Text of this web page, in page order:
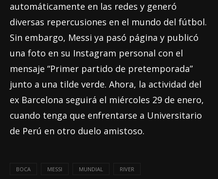
automáticamente en las redes y generó
diversas repercusiones en el mundo del fútbol.
Sin embargo, Messi ya pasó página y publicó
una foto en su Instagram personal con el
mensaje “Primer partido de pretemporada”
junto a una tilde verde. Ahora, la actividad del
ex Barcelona seguirá el miércoles 29 de enero,
cuando tenga que enfrentarse a Universitario
de Perú en otro duelo amistoso.
BOCA MESSI MUNDIAL RIVER